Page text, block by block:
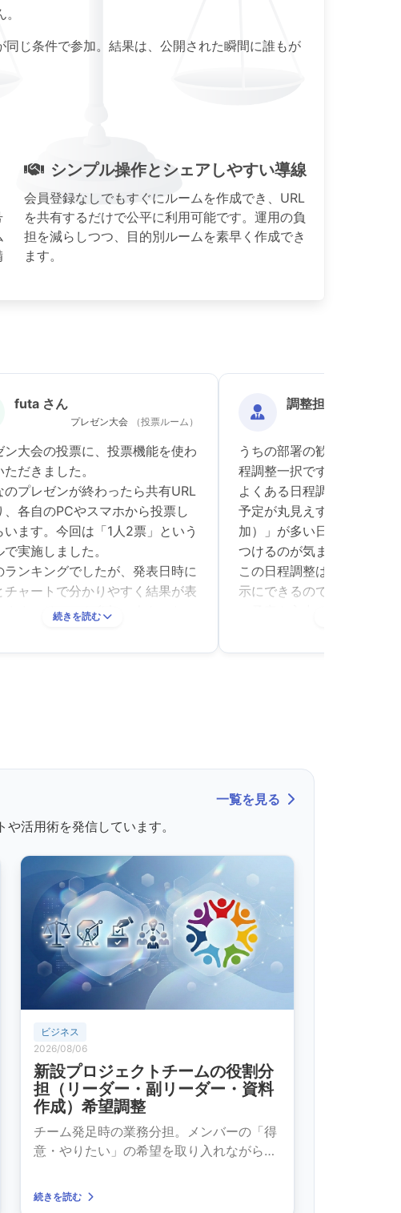
じ条件で参加。結果は、公開された瞬間に誰もが
シンプル操作とシェアしやすい導線
会員登録なしでもすぐにルームを作成でき、URL
を共有するだけで公平に利用可能です。運用の負
担を減らしつつ、目的別ルームを素早く作成でき
ます。
futa さん
プレゼン大会 （投票ルーム）
ン大会の投票に、投票機能を使わ
だきました。
のプレゼンが終わったら共有URL
、各自のPCやスマホから投票し
います。今回は「1人2票」という
で実施しました。
ランキングでしたが、発表日時に
チャートで分かりやすく結果が表
ます。リモート参加の人もいたの
にかく便利でした。
盛り上がり、大会は大成功でし
続きを読む
調整担当 さん
うちの部署の歓迎会は、み
程調整一択です。
よくある日程調整ツールっ
予定が丸見えすぎて、す
加）」が多い日程に「×（
つけるのが気まずかったり
この日程調整は他の人の回
示にできるので、まさに忖
力情報は非表示のまま結果
一覧を見る
活用術を発信しています。
ビジネス
2026/08/06
新設プロジェクトチームの役割分
担（リーダー・副リーダー・資料
作成）希望調整
チーム発足時の業務分担。メンバーの「得
意・やりたい」の希望を取り入れながら偏
続きを読む